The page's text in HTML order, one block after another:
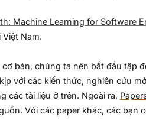
Machine Learning for Software
Nam.
bản, chúng ta nên bắt đầu tập
với các kiến thức, nghiên cứu
các tài liệu ở trên. Ngoài ra,
Với các paper khác, các bạn